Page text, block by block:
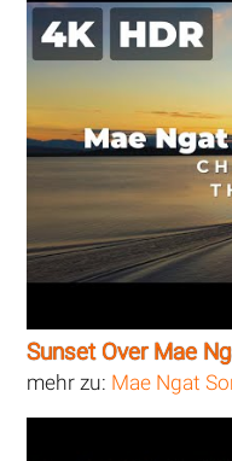
Sunset Over Mae
mehr zu: Mae Ngat